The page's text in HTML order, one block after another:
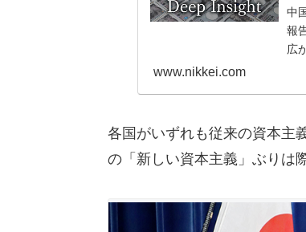
中
報
広
www.nikkei.com
各国がいずれも従来の資本主
の「新しい資本主義」ぶりは